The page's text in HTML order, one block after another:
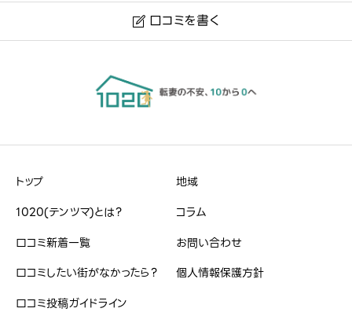
我が家は車がないので電車やバス移動がメインでしたが、
電車も都営新宿線から乗り換えで主要都市各地までスムー
気になりますが、区内各所に事務所が設置されているので
手続き関係は近くの事務所で行えました。
 口コミを書く
ハンドルネーム
※本名や誤解される名前はご遠慮ください。
治安・雰囲気
トップ
1020(テンツマ)とは？
口コミ新着一覧
口コミしたい街がなかったら？
口コミ投稿ガイドライン
地域
コラム
お問い合わせ
個人情報保護方針